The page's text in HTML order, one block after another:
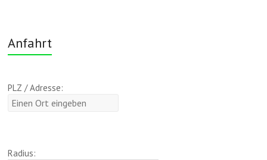
Anfahrt
PLZ / Adresse:
Radius: